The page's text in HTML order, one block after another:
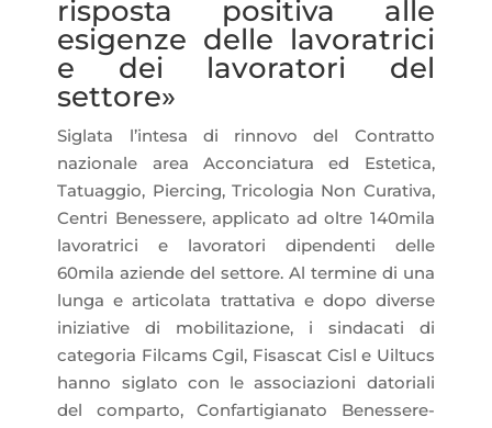
risposta positiva alle
esigenze delle lavoratrici
e dei lavoratori del
settore»
Siglata l’intesa di rinnovo del Contratto
nazionale area Acconciatura ed Estetica,
Tatuaggio, Piercing, Tricologia Non Curativa,
Centri Benessere, applicato ad oltre 140mila
lavoratrici e lavoratori dipendenti delle
60mila aziende del settore. Al termine di una
lunga e articolata trattativa e dopo diverse
iniziative di mobilitazione, i sindacati di
categoria Filcams Cgil, Fisascat Cisl e Uiltucs
hanno siglato con le associazioni datoriali
del comparto, Confartigianato Benessere-